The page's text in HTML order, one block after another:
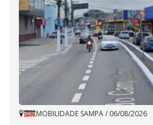
MOBILIDADE SAMPA/ 06/08/2026